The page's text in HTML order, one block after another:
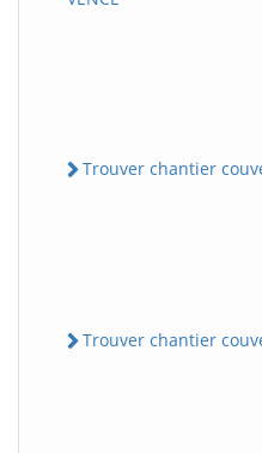
Trouver chantier
Trouver chantier